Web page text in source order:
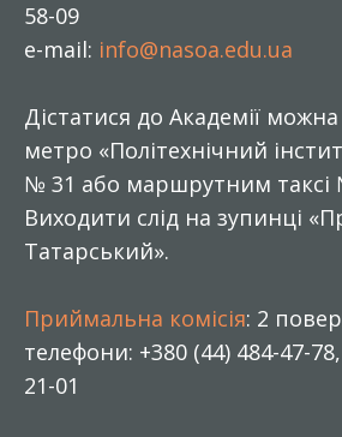
58-09
e-mail: info@nasoa.edu.ua
Дістатися до Академії можна
метро «Політехнічний
№ 31 або маршрутним таксі
Виходити слід на зупинці
Татарський».
Приймальна комісія: 2
телефони: +380 (44) 484-47-
21-01